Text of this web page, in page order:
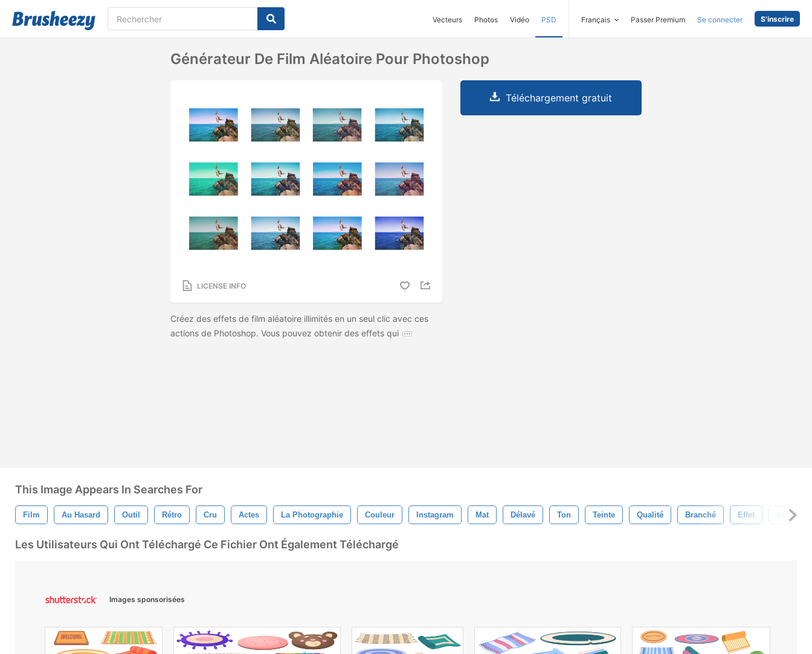
Vecteurs Photos Vidéo PSD Français Passer Premium Se connecter S'inscrire
Générateur De Film Aléatoire Pour Photoshop
LICENSE INFO
Créez des effets de film aléatoire illimités en un seul clic avec ces
actions de Photoshop. Vous pouvez obtenir des effets qui
Téléchargement gratuit
This Image Appears In Searches For
Film Au Hasard Outil Rétro Cru Actes La Photographie Couleur Instagram Mat Délavé Ton Teinte Qualité Branché Effet Action
Les Utilisateurs Qui Ont Téléchargé Ce Fichier Ont Également Téléchargé
Images sponsorisées